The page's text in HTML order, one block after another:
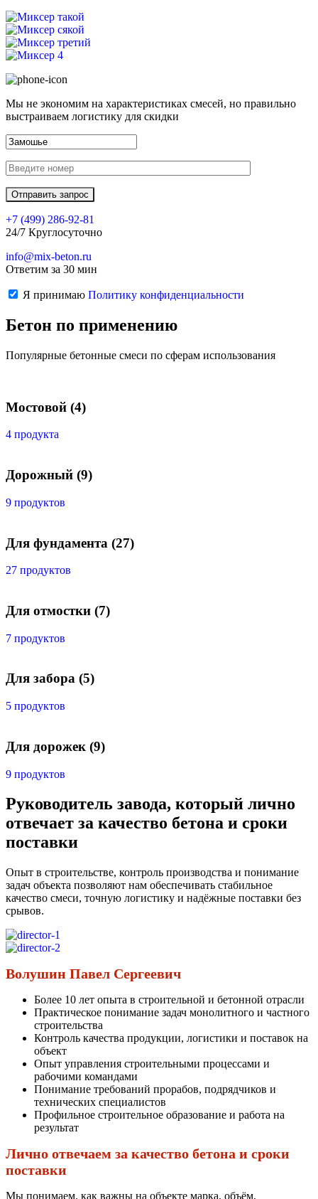
Мы не экономим на характеристиках смесей, но правильно
выстраиваем логистику для скидки
+7 (499) 286-92-81
24/7 Круглосуточно
info@mix-beton.ru
Ответим за 30 мин
Я принимаю Политику конфиденциальности
Бетон по применению
Популярные бетонные смеси по сферам использования
Мостовой (4)
4 продукта
Дорожный (9)
9 продуктов
Для фундамента (27)
27 продуктов
Для отмостки (7)
7 продуктов
Для забора (5)
5 продуктов
Для дорожек (9)
9 продуктов
Руководитель завода, который лично
отвечает за качество бетона и сроки
поставки
Опыт в строительстве, контроль производства и понимание
задач объекта позволяют нам обеспечивать стабильное
качество смеси, точную логистику и надёжные поставки без
срывов.
Волушин Павел Сергеевич
Более 10 лет опыта в строительной и бетонной отрасли
Практическое понимание задач монолитного и частного
строительства
Контроль качества продукции, логистики и поставок на
объект
Опыт управления строительными процессами и
рабочими командами
Понимание требований прорабов, подрядчиков и
технических специалистов
Профильное строительное образование и работа на
результат
Лично отвечаем за качество бетона и сроки
поставки
Мы понимаем, как важны на объекте марка, объём,